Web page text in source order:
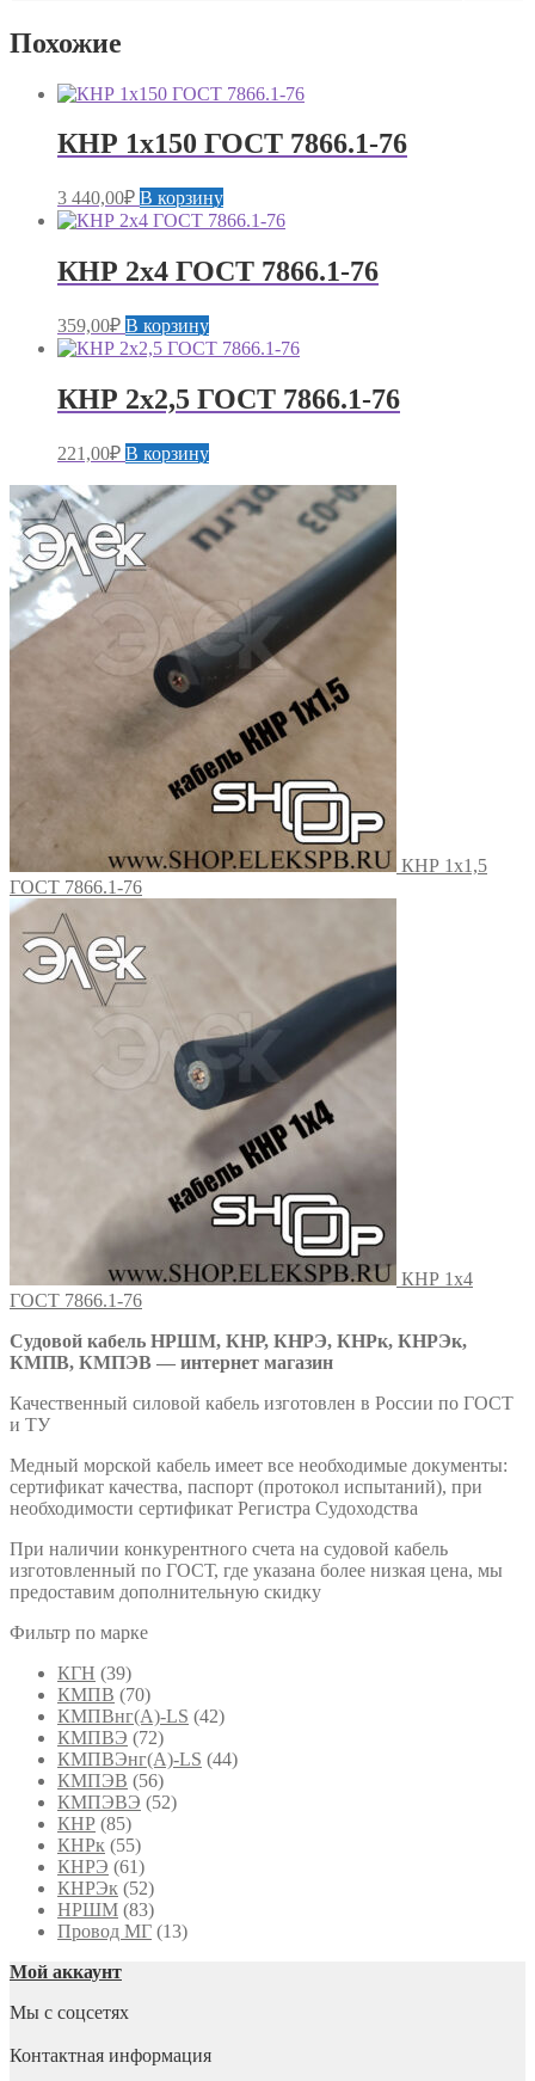
Похожие
КНР 1х150 ГОСТ 7866.1-76
3 440,00₽ В корзину
КНР 2х4 ГОСТ 7866.1-76
359,00₽ В корзину
КНР 2х2,5 ГОСТ 7866.1-76
221,00₽ В корзину
КНР 1х1,5
ГОСТ 7866.1-76
КНР 1х4
ГОСТ 7866.1-76
Судовой кабель НРШМ, КНР, КНРЭ, КНРк, КНРЭк,
КМПВ, КМПЭВ — интернет магазин
Качественный силовой кабель изготовлен в России по ГОСТ
и ТУ
Медный морской кабель имеет все необходимые документы:
сертификат качества, паспорт (протокол испытаний), при
необходимости сертификат Регистра Судоходства
При наличии конкурентного счета на судовой кабель
изготовленный по ГОСТ, где указана более низкая цена, мы
предоставим дополнительную скидку
Фильтр по марке
КГН (39)
КМПВ (70)
КМПВнг(А)-LS (42)
КМПВЭ (72)
КМПВЭнг(А)-LS (44)
КМПЭВ (56)
КМПЭВЭ (52)
КНР (85)
КНРк (55)
КНРЭ (61)
КНРЭк (52)
НРШМ (83)
Провод МГ (13)
Мой аккаунт
Мы с соцсетях
Контактная информация